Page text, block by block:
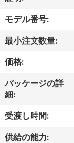
デ
オ
VR
シ
ョ
ー
モデル番号:
最小注文数量:
価格:
パッケージの詳
細:
受渡し時間:
供給の能力: